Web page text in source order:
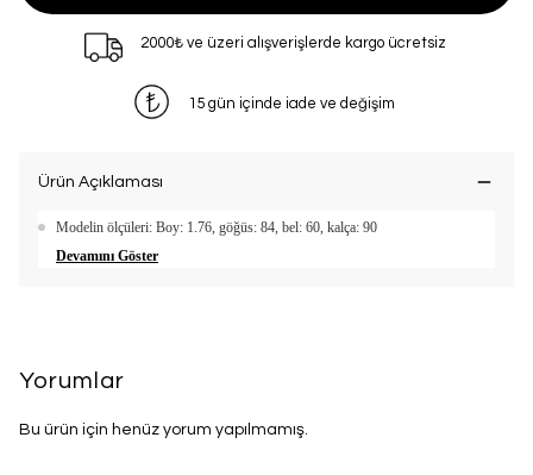
2000₺ ve üzeri alışverişlerde kargo ücretsiz
15 gün içinde iade ve değişim
Ürün Açıklaması
Modelin ölçüleri: Boy: 1.76, göğüs: 84, bel: 60, kalça: 90
Devamını Göster
Yorumlar
Bu ürün için henüz yorum yapılmamış.